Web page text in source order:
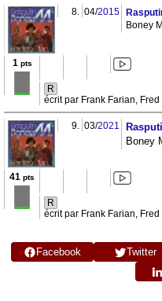
8. 04/2015
Boney
1 pts
R
écrit par Frank Farian, Fred
9. 03/2021
Boney
41 pts
R
écrit par Frank Farian, Fred
Facebook Twitter